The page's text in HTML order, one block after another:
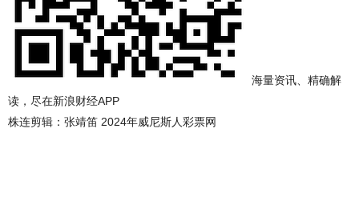
海量资讯、精确解
读，尽在新浪财经APP
株连剪辑：张靖笛 2024年威尼斯人彩票网